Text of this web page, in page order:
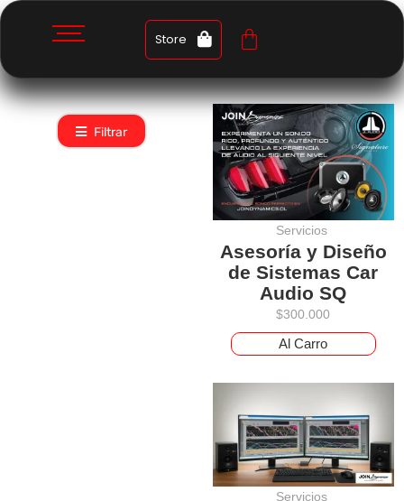
Store
Filtrar
Servicios
Asesoría y Diseño
de Sistemas Car
Audio SQ
$300.000
Al Carro
Servicios